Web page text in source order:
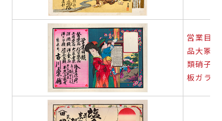
営業目
品大冢
類硝子
板ガラ